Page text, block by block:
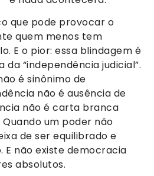
que pode provocar o
quem menos tem
E o pior: essa blindagem é
“independência judicial”.
é sinônimo de
não é ausência de
não é carta branca
um poder não
de ser equilibrado e
E não existe democracia
absolutos.